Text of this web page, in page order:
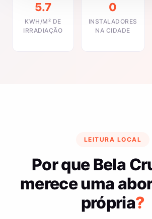
5.7
KWH/M² DE
IRRADIAÇÃO
0
INSTALADORES
NA CIDADE
LEITURA LOCAL
Por que Bela
merece uma
própria?